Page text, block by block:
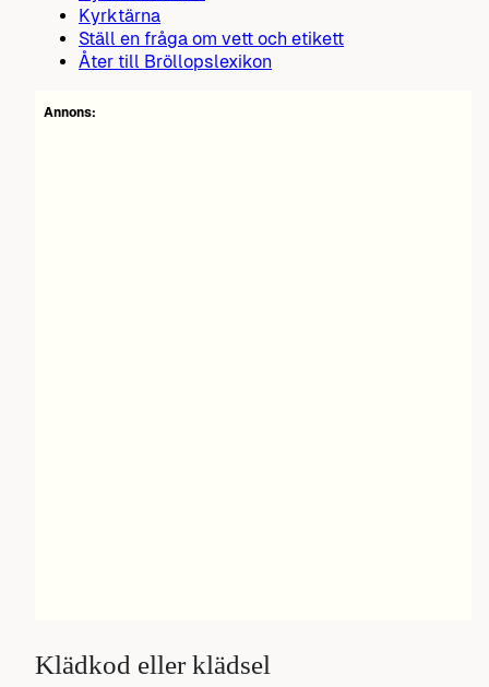
Kyrktärna
Ställ en fråga om vett och etikett
Åter till Bröllopslexikon
Annons:
Klädkod eller klädsel